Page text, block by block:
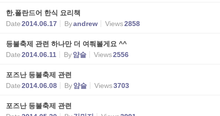
한.폴란드어 한식 요리책
Date2014.06.17 Byandrew Views2858
등불축제 관련 하나만 더 여쭤볼게요 ^^
Date2014.06.11 By얌슬 Views2556
포즈난 등불축제 관련
Date2014.06.08 By얌슬 Views3703
포즈난 등불축제 관련